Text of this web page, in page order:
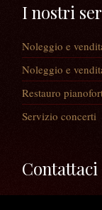
I nostri
Noleggio e
Noleggio e
Restauro
Servizio concerti
Contattaci